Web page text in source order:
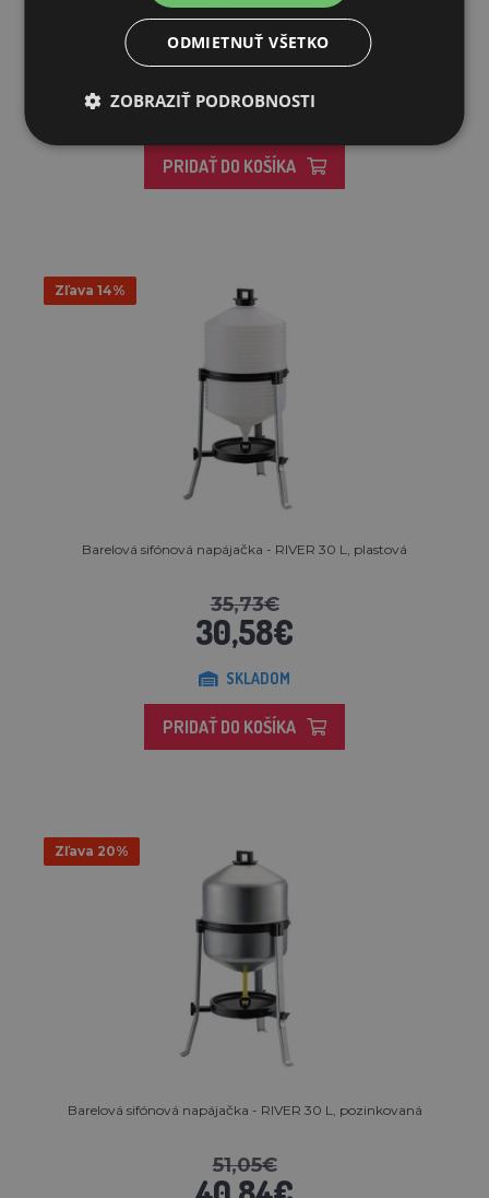
34,97€
PRIDAŤ DO KOŠÍKA
Zľava 14%
Barelová sifónová napájačka - RIVER 30 L, plastová
35,73€
30,58€
SKLADOM
PRIDAŤ DO KOŠÍKA
Zľava 20%
Barelová sifónová napájačka - RIVER 30 L, pozinkovaná
51,05€
ODMIETNUŤ VŠETKO
ZOBRAZIŤ PODROBNOSTI